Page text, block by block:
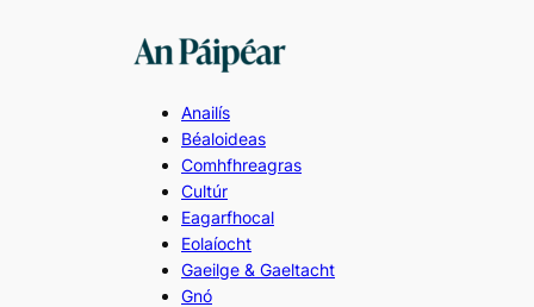
Anailís
Béaloideas
Comhfhreagras
Cultúr
Eagarfhocal
Eolaíocht
Gaeilge & Gaeltacht
Gnó